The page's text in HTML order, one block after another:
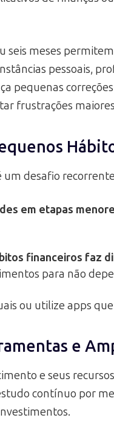
seis meses
pessoais,
pequenas
frustrações
desafio
em etapas
financeiros faz
para não
ou utilize apps
e
e seus
contínuo por